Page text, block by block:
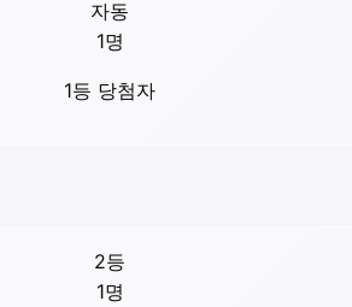
자동
1명
1등 당첨자
2등
1명